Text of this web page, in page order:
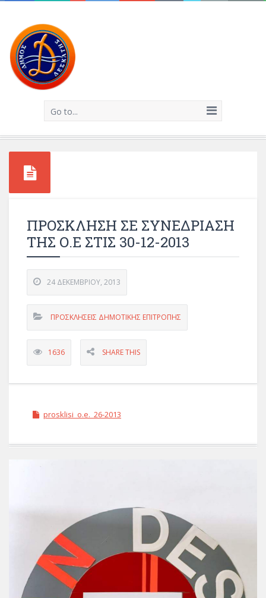
Go to...
ΠΡΟΣΚΛΗΣΗ ΣΕ ΣΥΝΕΔΡΙΑΣΗ
ΤΗΣ Ο.Ε ΣΤΙΣ 30-12-2013
24 ΔΕΚΕΜΒΡΊΟΥ, 2013
ΠΡΟΣΚΛΗΣΕΙΣ ΔΗΜΟΤΙΚΗΣ ΕΠΙΤΡΟΠΗΣ
1636 SHARE THIS
prosklisi_o.e._26-2013